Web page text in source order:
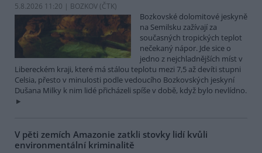
5.8.2026 11:20 | BOZKOV (ČTK)
Bozkovské dolomitové jeskyně
na Semilsku zažívají za
současných tropických teplot
nečekaný nápor. Jde sice o
jedno z nejchladnějších míst v
Libereckém kraji, které má stálou teplotu mezi 7,5 až devíti stupni
Celsia, přesto v minulosti podle vedoucího Bozkovských jeskyní
Dušana Milky k nim lidé přicházeli spíše v době, když bylo nevlídno.
V pěti zemích Amazonie zatkli stovky lidí kvůli
environmentální kriminalitě